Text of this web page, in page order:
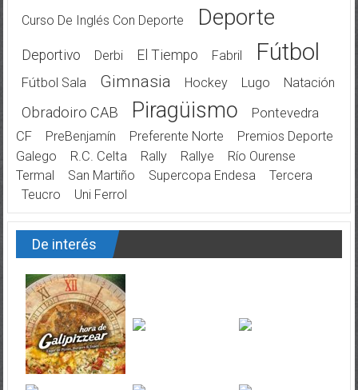
Curso De Inglés Con Deporte
Deporte
Deportivo Derbi El Tiempo Fabril Fútbol
Fútbol Sala Gimnasia Hockey Lugo Natación
Obradoiro CAB Piragüismo
Pontevedra
CF
PreBenjamín Preferente Norte
Premios Deporte
Galego
R.C. Celta Rally Rallye
Río Ourense
Termal
San Martiño Supercopa Endesa
Tercera
Teucro
Uni Ferrol
De interés